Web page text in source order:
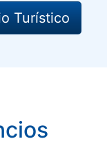
Turístico